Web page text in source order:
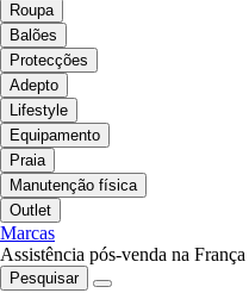
Roupa
Balões
Protecções
Adepto
Lifestyle
Equipamento
Praia
Manutenção física
Outlet
Marcas
Assistência pós-venda na França
Pesquisar